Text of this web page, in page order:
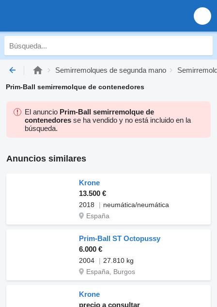
Semirremolques de segunda mano
Prim-Ball semirremolque de contenedores
El anuncio Prim-Ball semirremolque de
contenedores se ha vendido y no está incluido en la
búsqueda.
Anuncios similares
Krone
13.500 €
2018
neumática/neumática
España
Prim-Ball ST Octopussy
6.000 €
2004
27.810 kg
España, Burgos
Krone
precio a consultar